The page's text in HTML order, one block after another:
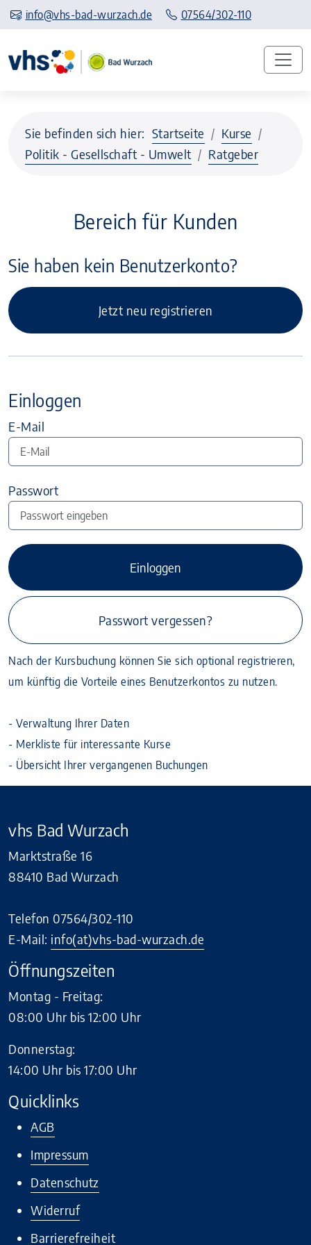
info@vhs-bad-wurzach.de 07564/302-110
Sie befinden sich hier: Startseite
Kurse
Politik - Gesellschaft - Umwelt
Ratgeber
Bereich für Kunden
Sie haben kein Benutzerkonto?
Jetzt neu registrieren
Einloggen
E-Mail
Passwort
Einloggen
Passwort vergessen?
Nach der Kursbuchung können Sie sich optional registrieren,
um künftig die Vorteile eines Benutzerkontos zu nutzen.
- Verwaltung Ihrer Daten
- Merkliste für interessante Kurse
- Übersicht Ihrer vergangenen Buchungen
vhs Bad Wurzach
Marktstraße 16
88410 Bad Wurzach
Telefon 07564/302-110
E-Mail: info(at)vhs-bad-wurzach.de
Öffnungszeiten
Montag - Freitag:
08:00 Uhr bis 12:00 Uhr
Donnerstag:
14:00 Uhr bis 17:00 Uhr
Quicklinks
AGB
Impressum
Datenschutz
Widerruf
Barrierefreiheit